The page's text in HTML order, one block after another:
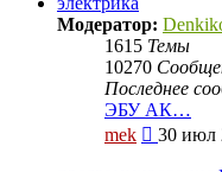
Модератор:
1615 Темы
10270
Последнее
ЭБУ АК…
mek
Перейти
30 июл